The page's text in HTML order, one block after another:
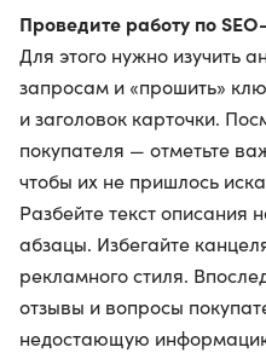
Проведите работу по
Для этого нужно изучить
запросам и «прошить»
и заголовок карточки.
покупателя — отметьте
чтобы их не пришлось
Разбейте текст описания
абзацы. Избегайте
рекламного стиля.
отзывы и вопросы
недостающую